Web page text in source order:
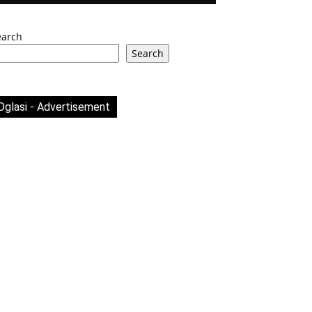
Search
- Advertisement